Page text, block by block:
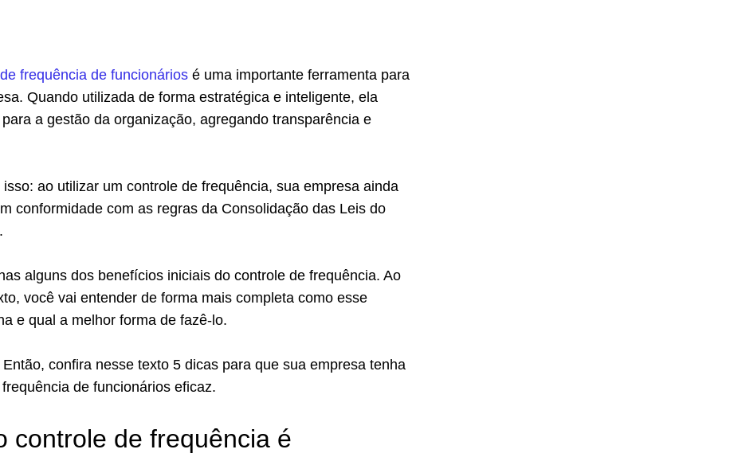
frequência de funcionários é uma importante ferramenta para
Quando utilizada de forma estratégica e inteligente, ela
a gestão da organização, agregando transparência e
ao utilizar um controle de frequência, sua empresa ainda
conformidade com as regras da Consolidação das Leis do
alguns dos benefícios iniciais do controle de frequência. Ao
você vai entender de forma mais completa como esse
e qual a melhor forma de fazê-lo.
confira nesse texto 5 dicas para que sua empresa tenha
de funcionários eficaz.
controle de frequência é